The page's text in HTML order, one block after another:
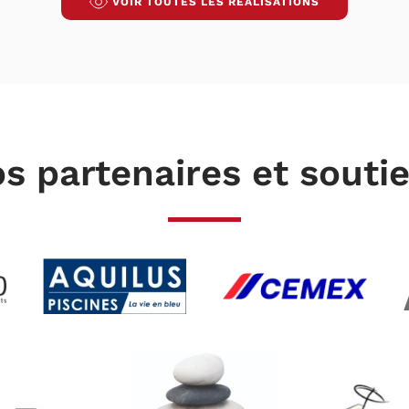
partenaires et